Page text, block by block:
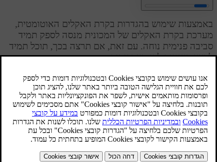
מעודכן 31.10.2025
טמפרטורה ומיזוג אוויר
באמצעות שימוש בהגדרות בקרת האקלים האוטומטית,
מערכת בקרת האקלים של המכונית מנסה לספק תמיד
סביבה פנימית נוחה. עם זאת, אם תרצה בכך, תוכל תמיד
לבצע כוונונים לפי העדפותיך.
מצב בקרת האקלים האוטומטית מספק סביבה פנימית נוחה ברוב
הנסיבות. עם זאת, ניתן תמיד לבצע כוונונים. לדוגמה, ניתן לבצע שינויים
בהגדרות הטמפרטורה, לאפשר לאזורי בקרת האקלים השונים לפעול לפי
הגדרות משלהם, ולשנות את ההגדרות למיזוג האוויר.